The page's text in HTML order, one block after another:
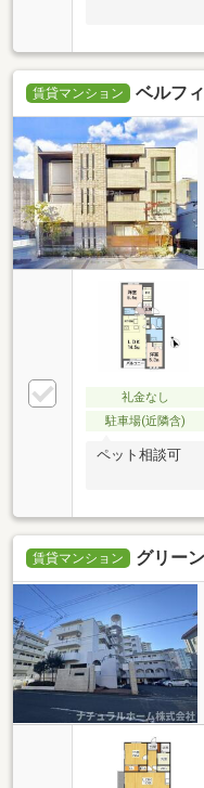
賃貸マンション ベルフ
礼金なし
駐車場(近隣含)
ペット相談可
賃貸マンション グリー